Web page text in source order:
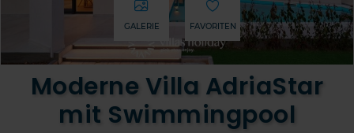
GALERIE FAVORITEN
Moderne Villa AdriaStar
mit Swimmingpool